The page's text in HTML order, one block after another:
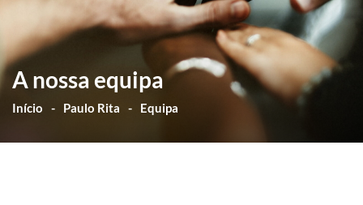
A nossa equipa
Início Paulo Rita Equipa